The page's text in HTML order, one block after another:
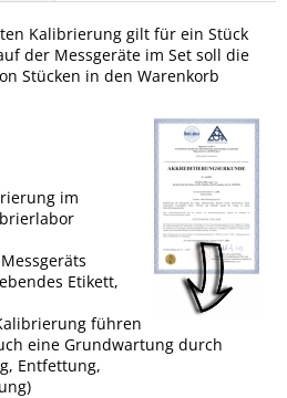
Kalibrierung gilt für ein Stück
der Messgeräte im Set soll die
Stücken in den Warenkorb
im
Etikett,
führen
eine Grundwartung durch
Entfettung,